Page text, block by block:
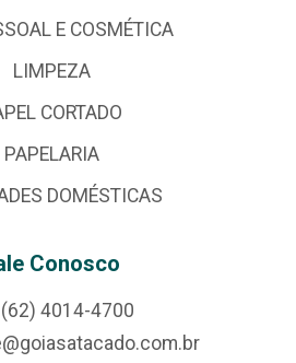
E COSMÉTICA
LIMPEZA
CORTADO
PAPELARIA
DOMÉSTICAS
Conosco
(62) 4014-4700